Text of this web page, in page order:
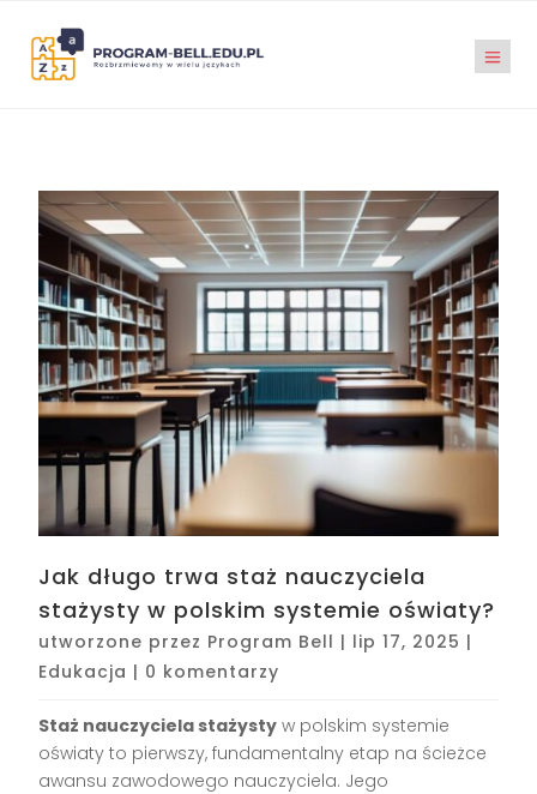
Jak długo trwa staż nauczyciela
stażysty w polskim systemie oświaty?
utworzone przez Program Bell | lip 17, 2025 |
Edukacja | 0 komentarzy
Staż nauczyciela stażysty w polskim systemie
oświaty to pierwszy, fundamentalny etap na ścieżce
awansu zawodowego nauczyciela. Jego